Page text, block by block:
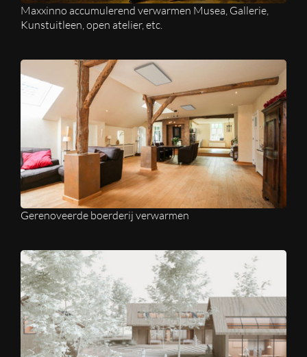
Maxxinno accumulerend verwarmen Musea, Gallerie,
Kunstuitleen, open atelier, etc.
Gerenoveerde boerderij verwarmen